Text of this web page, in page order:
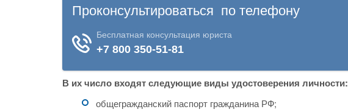
В их число входят следующие виды удостоверения личности:
общегражданский паспорт гражданина РФ;